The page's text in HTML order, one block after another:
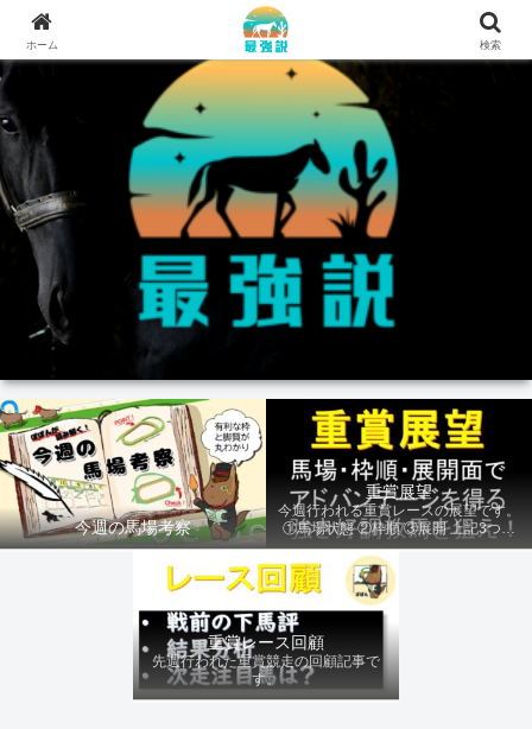
今週の馬場考察
重賞展望
今週行われる重賞レースの展望です。
①馬場状態 ②枠順 ③展開 上記3つの
ファクターから有利にレースを運べる
馬を導き、追い切りの動きを加味して
最終評価を下します。
重賞レース回顧
先週行われた重賞競走の回顧記事で
す。
ホーム 検索